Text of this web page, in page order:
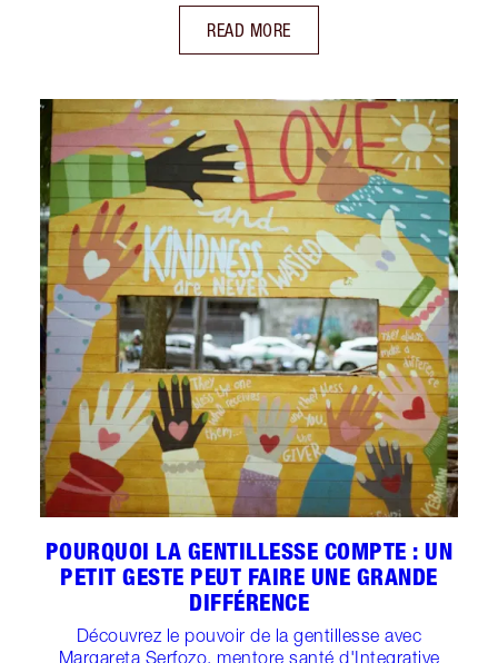
READ MORE
POURQUOI LA GENTILLESSE COMPTE : UN
PETIT GESTE PEUT FAIRE UNE GRANDE
DIFFÉRENCE
Découvrez le pouvoir de la gentillesse avec
Margareta Serfozo, mentore santé d'Integrative